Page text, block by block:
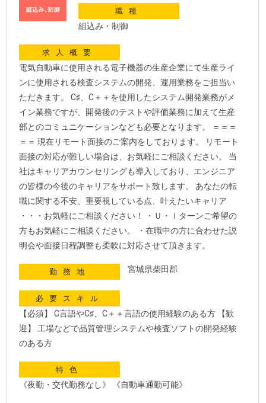
職種
組込み・制御
求人概要
電気自動車に使用される電子機器の生産企業にて生産ライ
ンに使用される検査システムの開発、運用業務をご担当い
ただきます。 C♯、C＋＋を使用したシステム開発業務がメ
イン業務ですが、開発後のテストや評価業務に加えて生産
部とのコミュニケーションなども必要となります。 ＝＝＝
＝＝ 現在リモート面接のご案内をしております。 リモート
面接の対応が難しい場合は、お気軽にご相談ください。 当
社はキャリアカウンセリングも導入しており、エンジニア
の皆様の今後のキャリアをサポート致します。 あなたの転
職に関する不安、重要視している点、叶えたいキャリア
・・・お気軽にご相談ください！ ・Ｕ・ｌターンご希望の
方もお気軽にご相談ください。 ・在職中の方に合わせた説
明会や面接日程調整も柔軟に対応させて頂きます。
勤務地 宮城県柴田郡
必要スキル
【必須】 C言語やC♯、C＋＋言語の使用経験のある方 【歓
迎】 工場などで品質管理システムや検査ソフトの開発経験
のある方
特色
《夜勤・交代勤務なし》 《自動車通勤可能》